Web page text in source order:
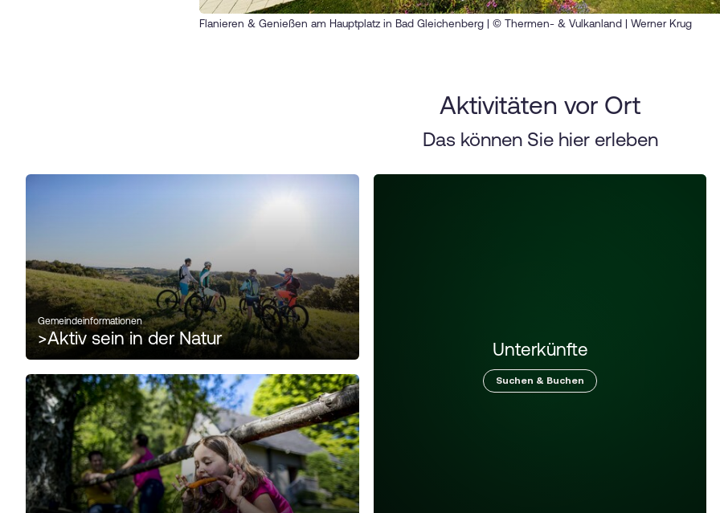
Flanieren & Genießen am Hauptplatz in Bad Gleichenberg | © Thermen- & Vulkanland | Werner Krug
Aktivitäten vor Ort
Das können Sie hier erleben
Gemeindeinformationen
>Aktiv sein in der Natur
Unterkünfte
Suchen & Buchen